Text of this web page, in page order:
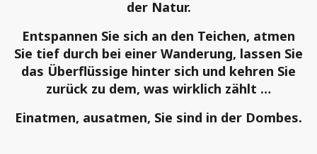
der Natur.
Entspannen Sie sich an den Teichen, atmen
Sie tief durch bei einer Wanderung, lassen Sie
das Überflüssige hinter sich und kehren Sie
zurück zu dem, was wirklich zählt …
Einatmen, ausatmen, Sie sind in der Dombes.